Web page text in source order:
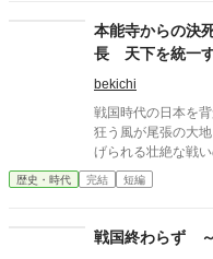
で住み込みで働く
ともに生活を始め
しのよさに、おりんは驚きを隠
がら少しづつ心を
命を奪った犯人が
り――。 とある秘密を抱えた兄弟と町娘おりんの紡ぐ江戸捕物抄
です！お楽しみください！ ※フィクションで
件などは、史実を踏んでいます。 皆
ざいました。大変
本能寺からの
長 天下を統一
bekichi
戦国時代の日本を
狂う風が尾張の大
げられる壮絶な戦
時代において、信
下を揺るがすこと
されることもあれ
標は、乱世を統一
歴史・時代 完結 短編
戦国終わらず